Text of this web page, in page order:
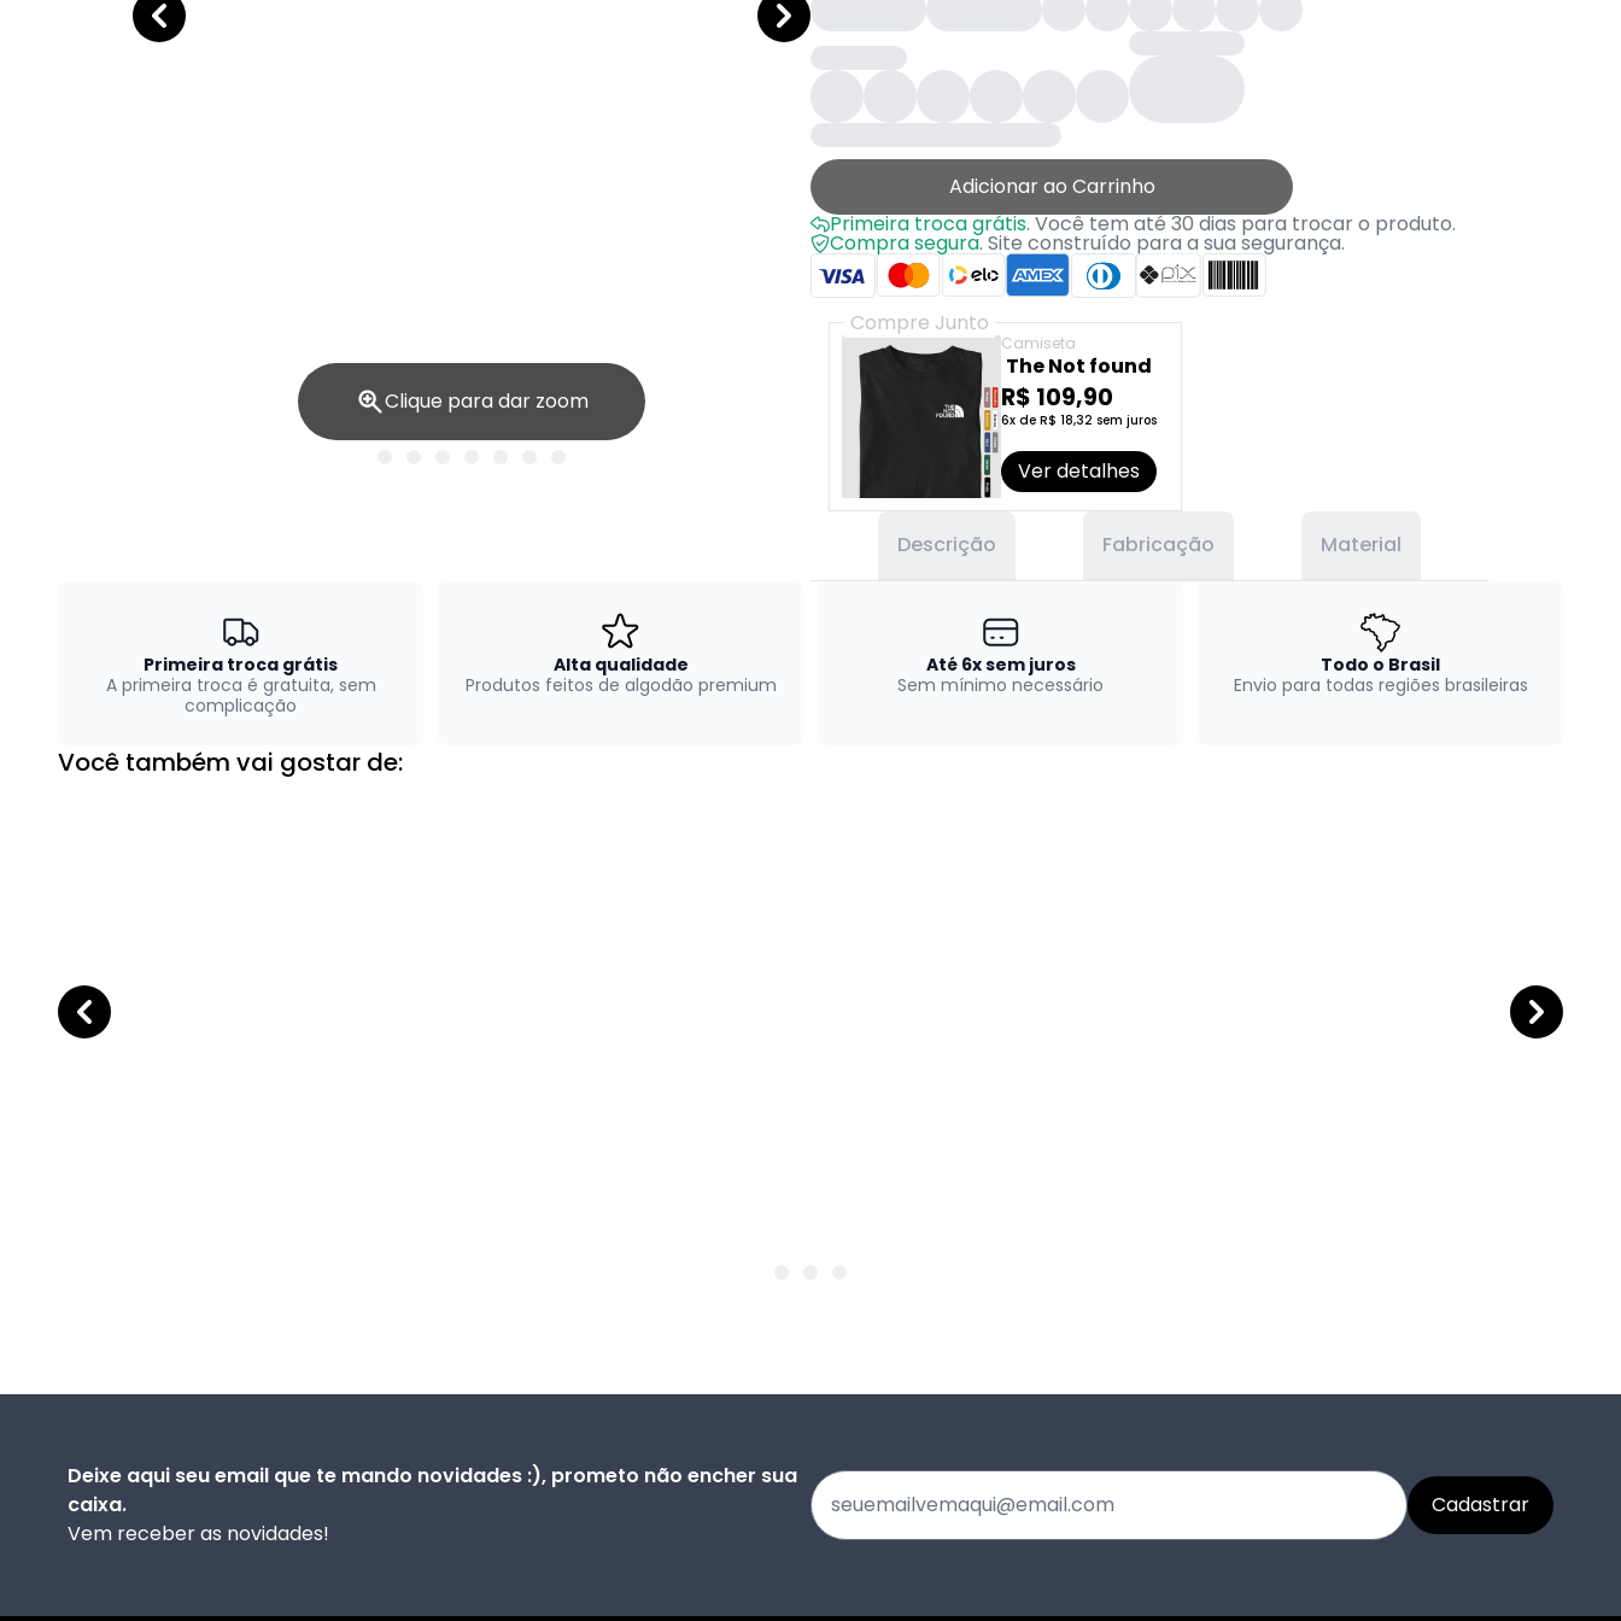
Clique para dar zoom
Adicionar ao Carrinho
Primeira troca grátis.Você tem até 30 dias para trocar o produto.
Compra segura.Site construído para a sua segurança.
Compre Junto
Camiseta
The Not found
R$ 109,90
6x de R$ 18,32 sem juros
Ver detalhes
Descrição Fabricação Material
Primeira troca grátis
A primeira troca é gratuita, sem
complicação
Alta qualidade
Produtos feitos de algodão premium
Até 6x sem juros
Sem mínimo necessário
Todo o Brasil
Envio para todas regiões brasileiras
Você também vai gostar de:
Deixe aqui seu email que te mando novidades :), prometo não encher sua
caixa.
Vem receber as novidades!